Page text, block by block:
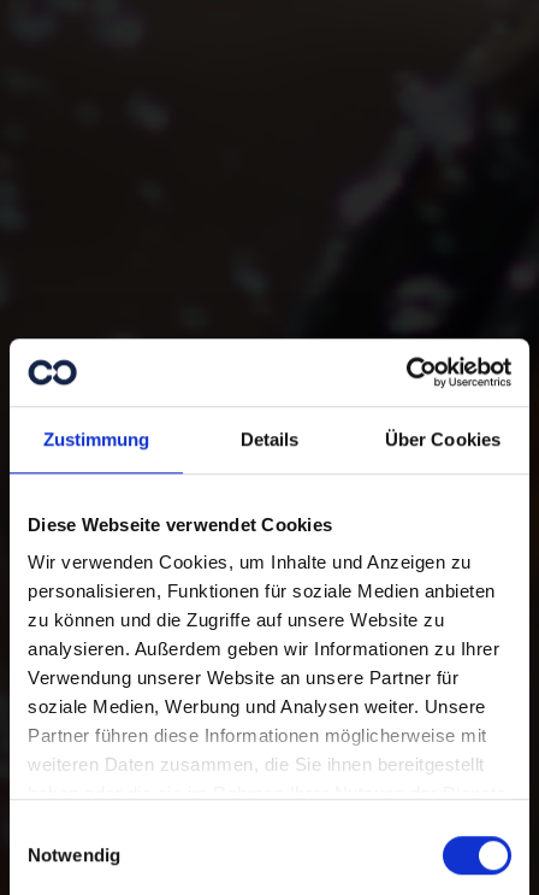
Zustimmung Details Über Cookies
Diese Webseite verwendet Cookies
Wir verwenden Cookies, um Inhalte und Anzeigen zu
personalisieren, Funktionen für soziale Medien anbieten
zu können und die Zugriffe auf unsere Website zu
analysieren. Außerdem geben wir Informationen zu Ihrer
Verwendung unserer Website an unsere Partner für
soziale Medien, Werbung und Analysen weiter. Unsere
Partner führen diese Informationen möglicherweise mit
weiteren Daten zusammen, die Sie ihnen bereitgestellt
Notwendig
Danke für Ihre
Unterstützung.
Mit Ihrer Online-Spende unterstützen
Sie Menschen in Not. Sie haben die
und einer zweckgebundenen Spende